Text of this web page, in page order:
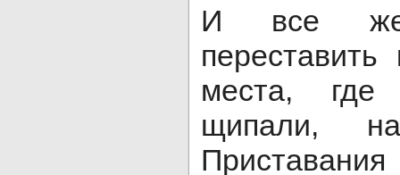
И все
места,
щипали,